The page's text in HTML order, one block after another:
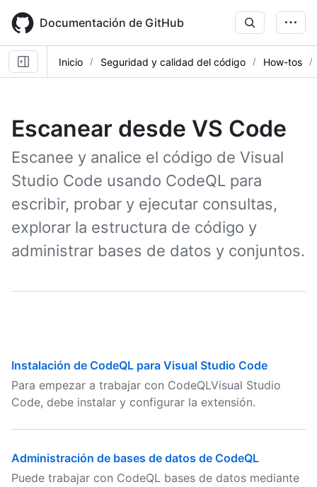
main
content
Documentación de GitHub
Inicio Seguridad y calidad del código How-tos
Escanear desde VS Code
Escanee y analice el código de Visual
Studio Code usando CodeQL para
escribir, probar y ejecutar consultas,
explorar la estructura de código y
administrar bases de datos y conjuntos.
Instalación de CodeQL para Visual Studio Code
Para empezar a trabajar con CodeQLVisual Studio
Code, debe instalar y configurar la extensión.
Administración de bases de datos de CodeQL
Puede trabajar con CodeQL bases de datos mediante